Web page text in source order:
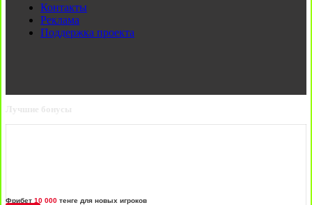
Контакты
Реклама
Поддержка проекта
Лучшие бонусы
Фрибет 10 000 тенге для новых игроков